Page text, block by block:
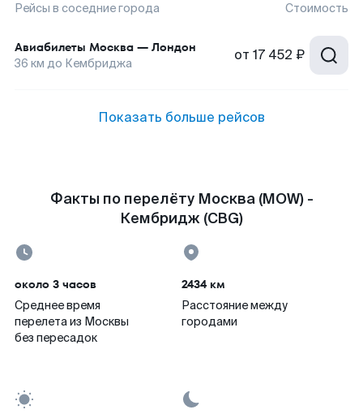
Рейсы в соседние города Стоимость
Авиабилеты Москва — Лондон
36 км до Кембриджа от 17 452 ₽
Показать больше рейсов
Факты по перелёту Москва (MOW) -
Кембридж (CBG)
около 3 часов
Среднее время
перелета из Москвы
без пересадок
2434 км
Расстояние между
городами